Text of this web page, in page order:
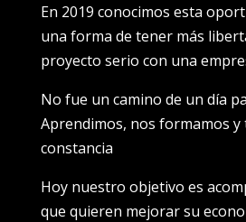
En 2019 conocimos esta
una forma de tener más
proyecto serio con una
No fue un camino de un día
Aprendimos, nos formamos y
constancia
Hoy nuestro objetivo es
que quieren mejorar su